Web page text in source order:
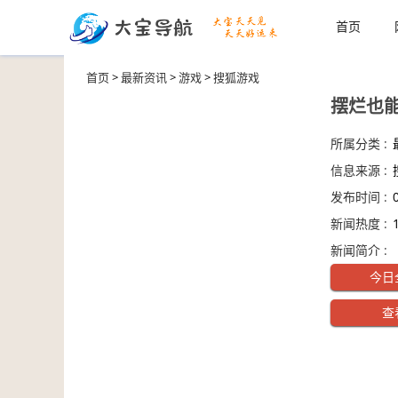
首页
首页>最新资讯>游戏>搜狐游戏
摆烂也
所属分类 :
信息来源 :
发布时间 :
新闻热度 :
新闻简介 :
全网热点
法师来袭
今日
查